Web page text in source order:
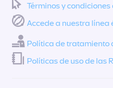
Términos y condiciones
Accede a nuestra línea
Política de tratamiento
Políticas de uso de las